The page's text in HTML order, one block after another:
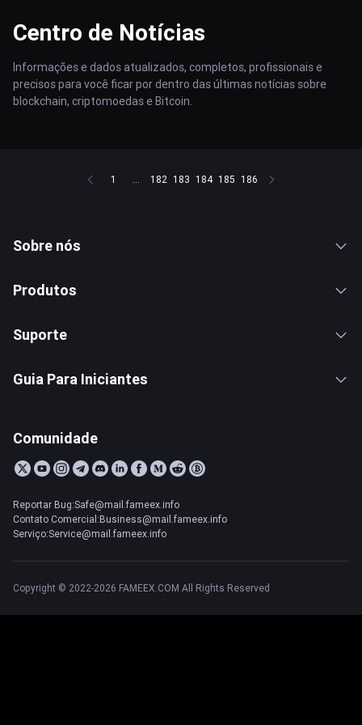
Centro de Notícias
Informações e dados atualizados, completos, profissionais e
precisos para você ficar por dentro das últimas notícias sobre
blockchain, criptomoedas e Bitcoin.
1 ... 182 183 184 185 186
Sobre nós
Produtos
Suporte
Guia Para Iniciantes
Comunidade
Reportar Bug:Safe@mail.fameex.info
Contato Comercial:Business@mail.fameex.info
Serviço:Service@mail.fameex.info
Copyright © 2022-2026 FAMEEX.COM All Rights Reserved